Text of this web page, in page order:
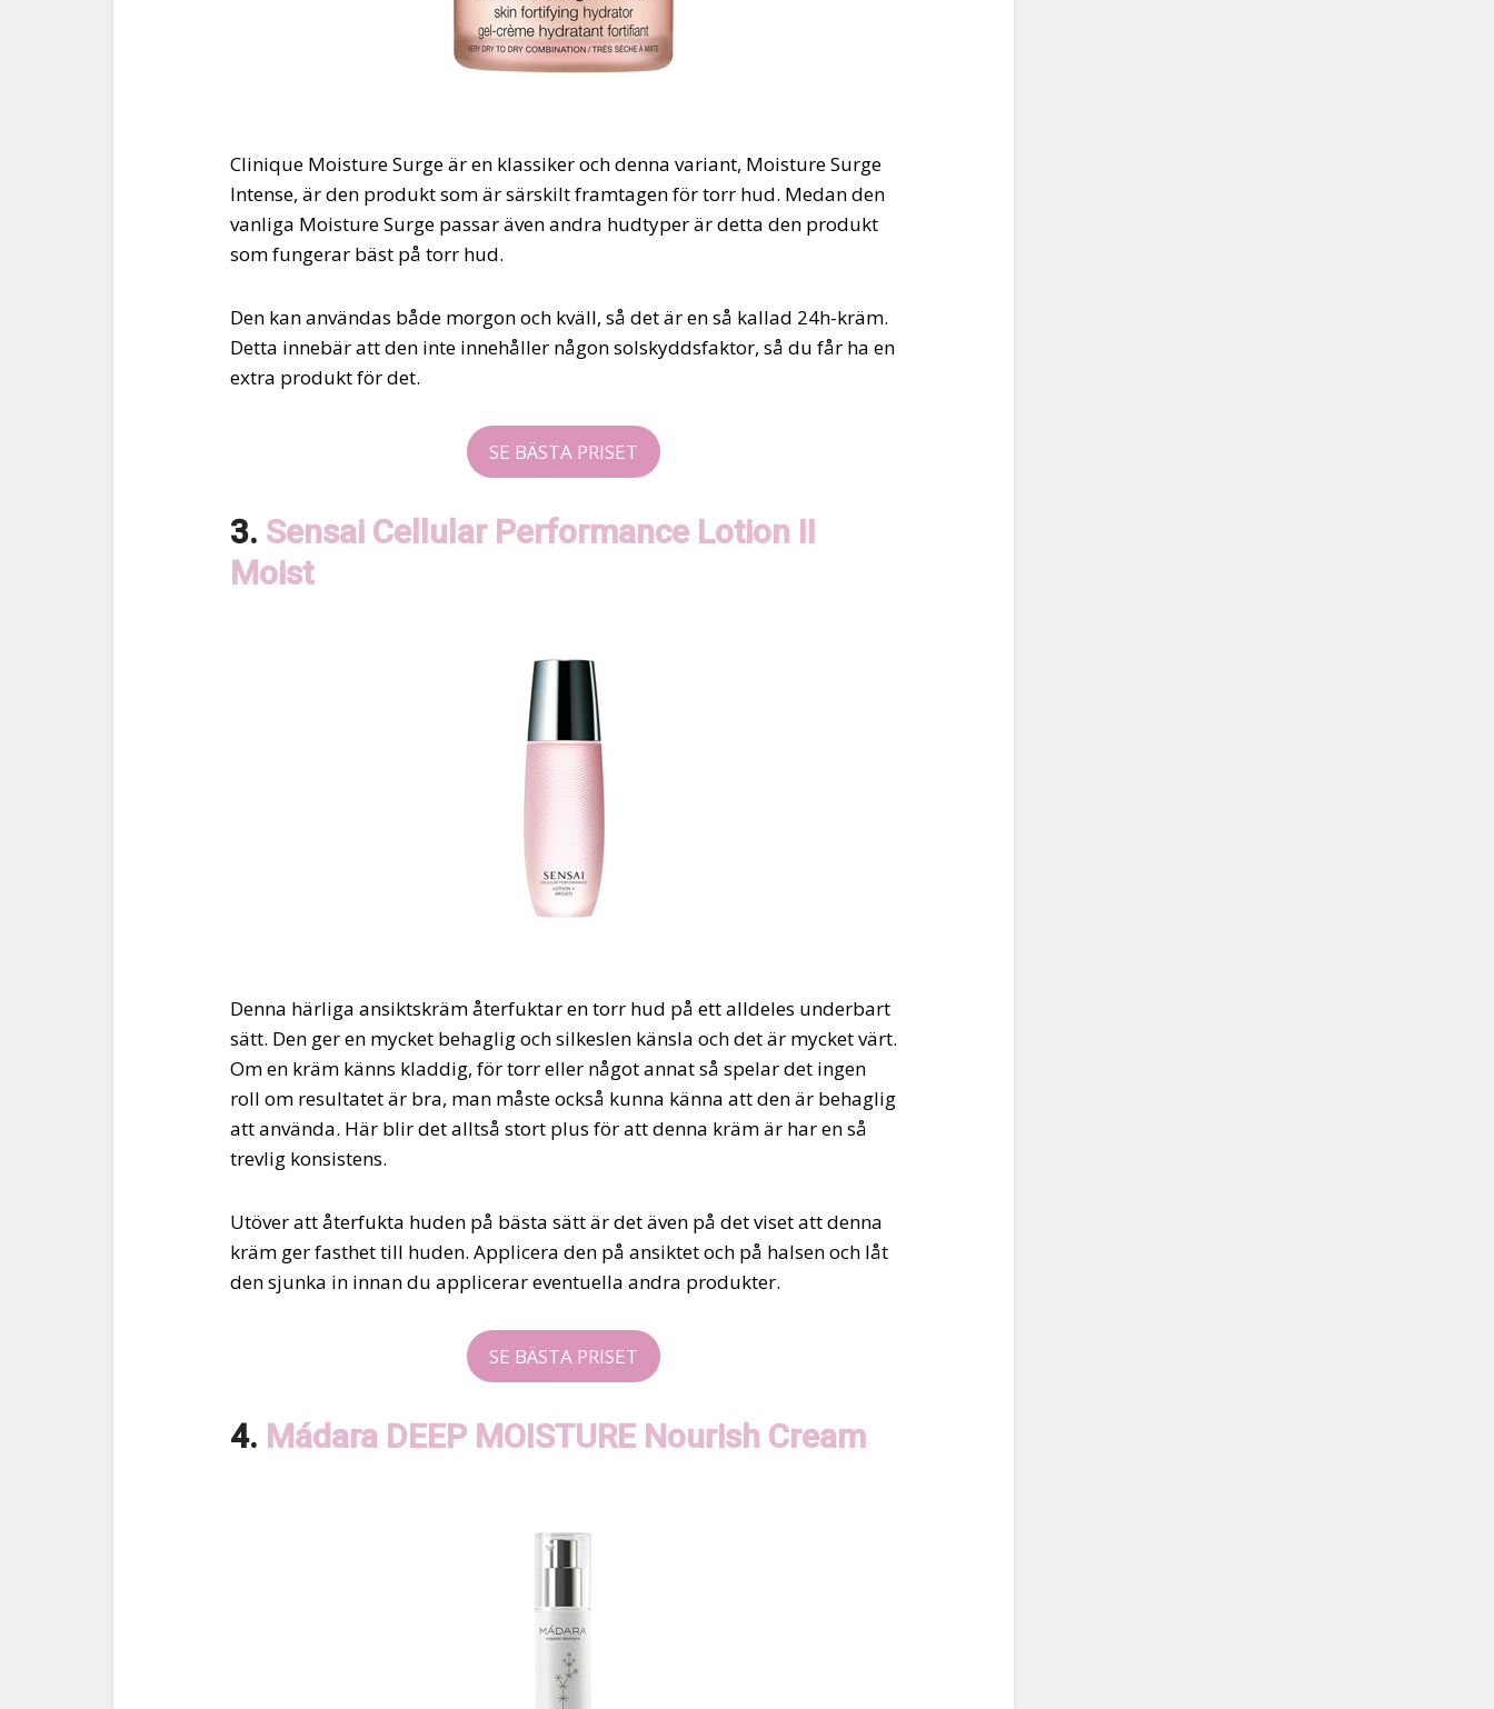
Clinique Moisture Surge är en klassiker och denna variant, Moisture Surge
Intense, är den produkt som är särskilt framtagen för torr hud. Medan den
vanliga Moisture Surge passar även andra hudtyper är detta den produkt
som fungerar bäst på torr hud.
Den kan användas både morgon och kväll, så det är en så kallad 24h-kräm.
Detta innebär att den inte innehåller någon solskyddsfaktor, så du får ha en
extra produkt för det.
SE BÄSTA PRISET
3. Sensai Cellular Performance Lotion II
Moist
Denna härliga ansiktskräm återfuktar en torr hud på ett alldeles underbart
sätt. Den ger en mycket behaglig och silkeslen känsla och det är mycket värt.
Om en kräm känns kladdig, för torr eller något annat så spelar det ingen
roll om resultatet är bra, man måste också kunna känna att den är behaglig
att använda. Här blir det alltså stort plus för att denna kräm är har en så
trevlig konsistens.
Utöver att återfukta huden på bästa sätt är det även på det viset att denna
kräm ger fasthet till huden. Applicera den på ansiktet och på halsen och låt
den sjunka in innan du applicerar eventuella andra produkter.
SE BÄSTA PRISET
4. Mádara DEEP MOISTURE Nourish Cream